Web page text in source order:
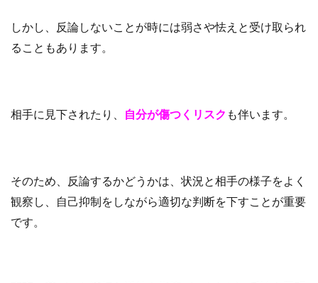
しかし、反論しないことが時には弱さや怯えと受け取られ
ることもあります。
相手に見下されたり、 自分が傷つくリスク も伴います。
そのため、反論するかどうかは、状況と相手の様子をよく
観察し、自己抑制をしながら適切な判断を下すことが重要
です。